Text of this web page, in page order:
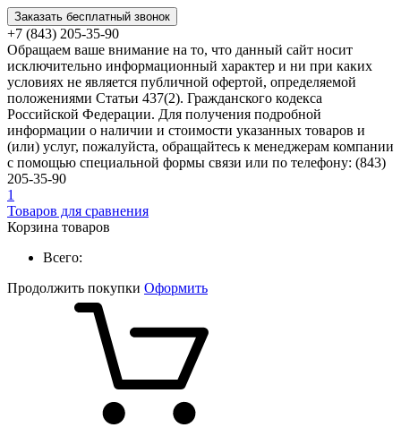
Заказать бесплатный звонок
+7 (843) 205-35-90
Обращаем ваше внимание на то, что данный сайт носит
исключительно информационный характер и ни при каких
условиях не является публичной офертой, определяемой
положениями Статьи 437(2). Гражданского кодекса
Российской Федерации. Для получения подробной
информации о наличии и стоимости указанных товаров и
(или) услуг, пожалуйста, обращайтесь к менеджерам компании
с помощью специальной формы связи или по телефону: (843)
205-35-90
1
Товаров для сравнения
Корзина товаров
Всего:
Продолжить покупки Оформить